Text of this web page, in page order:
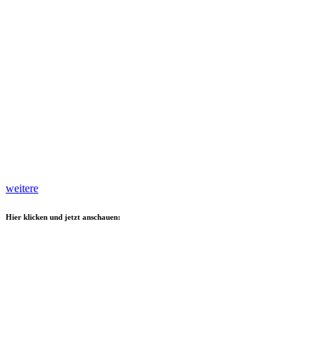
weitere
Hier klicken und jetzt anschauen: